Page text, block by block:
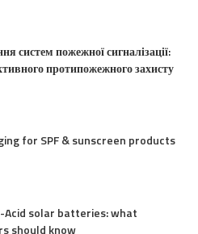
систем пожежної сигналізації:
протипожежного захисту
for SPF & sunscreen products
Acid solar batteries: what
should know